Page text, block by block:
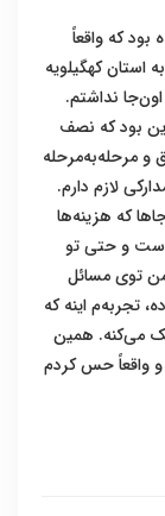
که واقعاً
استان کهگیلویه
نداشتم.
بود که نصف
مرحله‌به‌مرحله
لازم دارم.
که هزینه‌ها
و حتی تو
توی مسائل
تجربه‌م اینه که
می‌کنه. همین
واقعاً حس کردم